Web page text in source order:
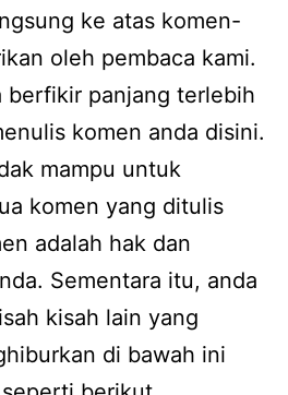
ke atas komen-
oleh pembaca kami.
berfikir panjang terlebih
komen anda disini.
mampu untuk
komen yang ditulis
adalah hak dan
Sementara itu, anda
kisah lain yang
di bawah ini